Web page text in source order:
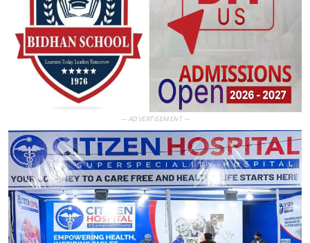
— ADVERTISEMENT —